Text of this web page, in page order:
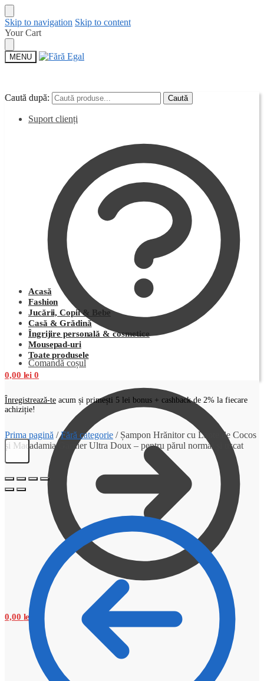
Skip to navigation Skip to content
Your Cart
MENU
Caută după: Caută
Suport clienți
Comandă coșul
0,00 lei
Caută după: Caută
Acasă
Fashion
Jucării, Copii & Bebe
Casă & Grădină
Îngrijire personală & cosmetice
Mousepad-uri
Toate produsele
0,00 lei 0
Înregistrează-te acum și primești 5 lei bonus + cashback de 2% la fiecare
achiziție!
Prima pagină /Fără categorie / Șampon Hrănitor cu Lapte de Cocos
și Macadamia Garnier Ultra Doux – pentru părul normal și uscat